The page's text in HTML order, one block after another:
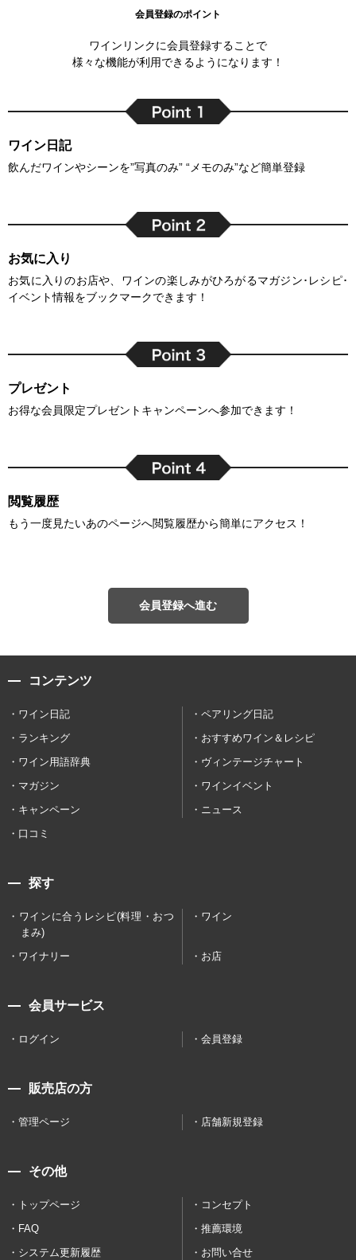
会員登録のポイント
ワインリンクに会員登録することで
様々な機能が利用できるようになります！
ワイン日記
飲んだワインやシーンを”写真のみ” “メモのみ”など簡単登録
お気に入り
お気に入りのお店や、ワインの楽しみがひろがるマガジン･レシピ･
イベント情報をブックマークできます！
プレゼント
お得な会員限定プレゼントキャンペーンへ参加できます！
閲覧履歴
もう一度見たいあのページへ閲覧履歴から簡単にアクセス！
会員登録へ進む
コンテンツ
ワイン日記
ペアリング日記
ランキング
おすすめワイン＆レシピ
ワイン用語辞典
ヴィンテージチャート
マガジン
ワインイベント
キャンペーン
ニュース
口コミ
探す
ワインに合うレシピ(料理・おつ
まみ)
ワイン
ワイナリー お店
会員サービス
ログイン 会員登録
販売店の方
管理ページ 店舗新規登録
その他
トップページ
コンセプト
FAQ
推薦環境
システム更新履歴
お問い合せ